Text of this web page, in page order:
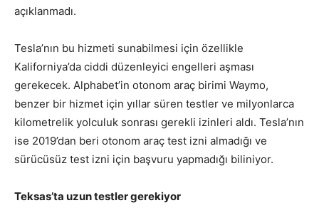
açıklanmadı.
Tesla’nın bu hizmeti sunabilmesi için özellikle
Kaliforniya’da ciddi düzenleyici engelleri aşması
gerekecek. Alphabet’in otonom araç birimi Waymo,
benzer bir hizmet için yıllar süren testler ve milyonlarca
kilometrelik yolculuk sonrası gerekli izinleri aldı. Tesla’nın
ise 2019’dan beri otonom araç test izni almadığı ve
sürücüsüz test izni için başvuru yapmadığı biliniyor.
Teksas’ta uzun testler gerekiyor